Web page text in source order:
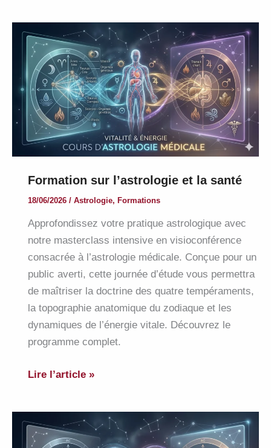
CANCER
Formation sur l’astrologie et la santé
18/06/2026 / Astrologie, Formations
Approfondissez votre pratique astrologique avec
notre masterclass intensive en visioconférence
consacrée à l’astrologie médicale. Conçue pour un
public averti, cette journée d’étude vous permettra
de maîtriser la doctrine des quatre tempéraments,
la topographie anatomique du zodiaque et les
dynamiques de l’énergie vitale. Découvrez le
programme complet.
Formation
et
la
Lire l’article »